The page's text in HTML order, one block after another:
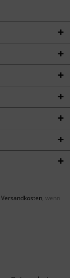
Versandkosten, wenn